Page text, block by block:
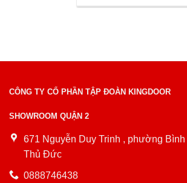
CÔNG TY CỔ PHẦN TẬP ĐOÀN KINGDOOR
SHOWROOM QUẬN 2
671 Nguyễn Duy Trinh , phường
Thủ Đức
0888746438